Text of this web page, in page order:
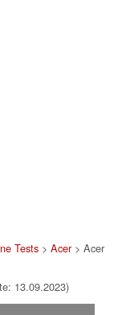
Tests> Acer> Acer
13.09.2023)